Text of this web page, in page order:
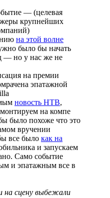
— (целевая
крупнейших
на этой волне
было бы начать
— но у нас же не
на премии
эпатажной
новость НТВ,
на компе
было похоже что это
вручении
все было как на
и запускаем
Само событие
и эпатажным все в
на сцену выбежали